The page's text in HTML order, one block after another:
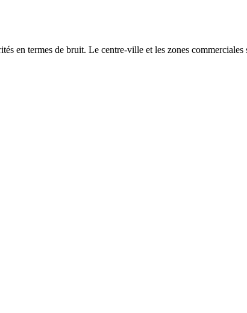
en termes de bruit. Le centre-ville et les zones